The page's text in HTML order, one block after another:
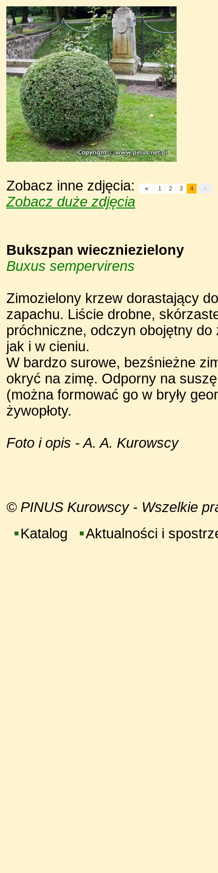
Zobacz inne zdjęcia: « 1 2 3 4 »
Zobacz duże zdjęcia
Bukszpan wieczniezielony
Buxus sempervirens
Zimozielony krzew dorastający
zapachu. Liście drobne,
próchniczne, odczyn obojętny do
jak i w cieniu.
W bardzo surowe, bezśnieżne
okryć na zimę. Odporny na
(można formować go w bryły
żywopłoty.
Foto i opis - A. A. Kurowscy
© PINUS Kurowscy - Wszelkie
Katalog
Aktualności i